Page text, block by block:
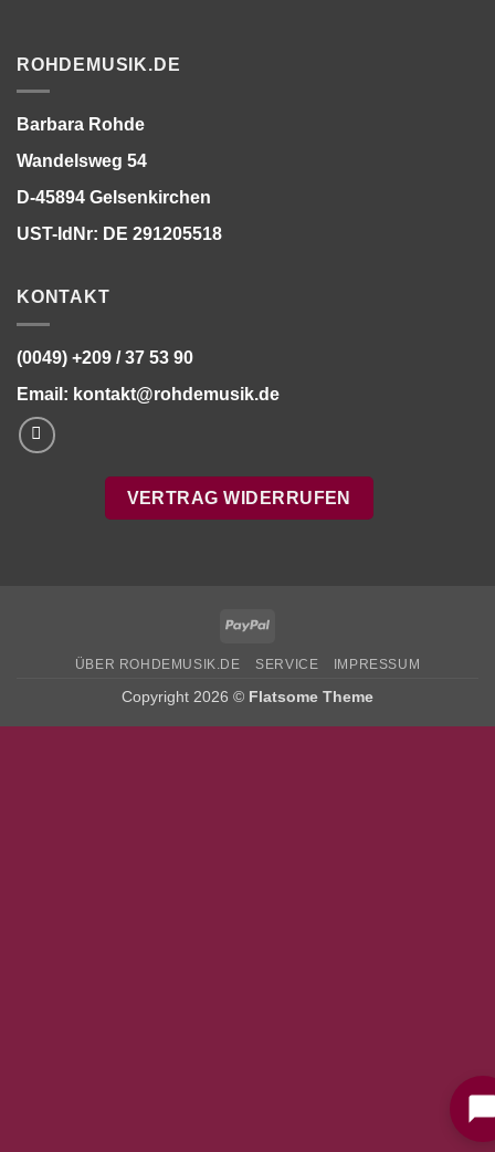
ROHDEMUSIK.DE
Barbara Rohde
Wandelsweg 54
D-45894 Gelsenkirchen
UST-IdNr: DE 291205518
KONTAKT
(0049) +209 / 37 53 90
Email: kontakt@rohdemusik.de
VERTRAG WIDERRUFEN
PayPal
ÜBER ROHDEMUSIK.DE SERVICE IMPRESSUM
Copyright 2026 © Flatsome Theme